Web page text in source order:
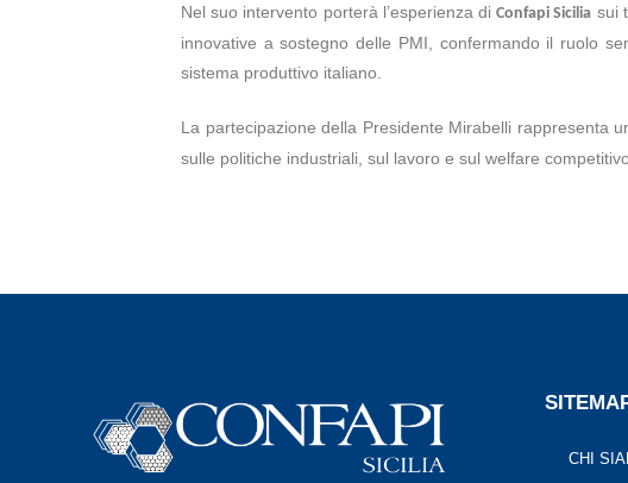
Nel suo intervento porterà l’esperienza diConfapi Sicilia sui
innovative a sostegno delle PMI, confermando il ruolo
sistema produttivo italiano.
La partecipazione della Presidente Mirabelli rappresenta
sulle politiche industriali, sul lavoro e sul welfare
CHI